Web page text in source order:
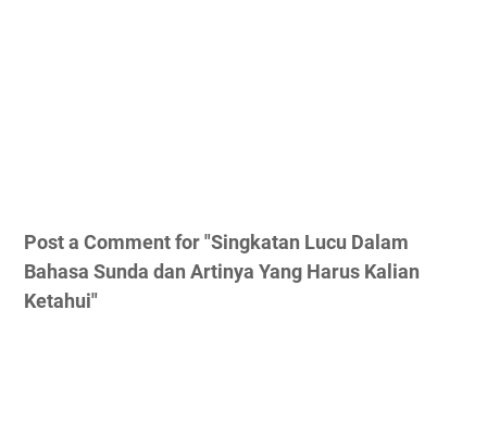
Post a Comment for "Singkatan Lucu Dalam
Bahasa Sunda dan Artinya Yang Harus Kalian
Ketahui"